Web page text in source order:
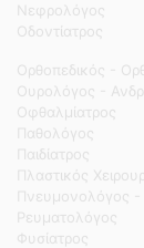
Νεφρολόγος
Οδοντίατρος
Ορθοπεδικός -
Ουρολόγος -
Οφθαλμίατρος
Παθολόγος
Παιδίατρος
Πλαστικός
Πνευμονολόγος
Ρευματολόγος
Φυσίατρος